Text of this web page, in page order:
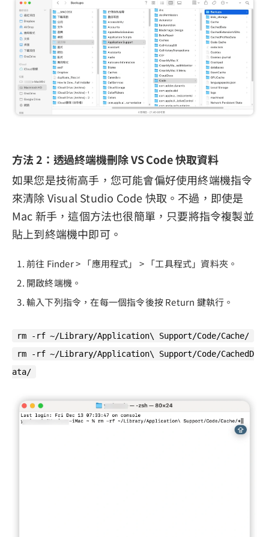
方法 2：透過終端機刪除 VS Code 快取資料
如果您是技術高手，您可能會偏好使用終端機指令
來清除 Visual Studio Code 快取。不過，即使是
Mac 新手，這個方法也很簡單，只要將指令複製並
貼上到終端機中即可。
前往 Finder > 「應用程式」 > 「工具程式」資料夾。
開啟終端機。
輸入下列指令，在每一個指令後按 Return 鍵執行。
rm -rf ~/Library/Application\ Support/Code/Cache/
rm -rf ~/Library/Application\ Support/Code/CachedD
ata/